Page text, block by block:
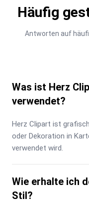
Häufig
Antworten auf
Was ist Herz
verwendet?
Herz Clipart ist
oder Dekoration in
verwendet wird.
Wie erhalte ich
Stil?